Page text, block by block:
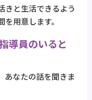
きと生活できるよう
用意します。
導員のいると
あなたの話を聞きま